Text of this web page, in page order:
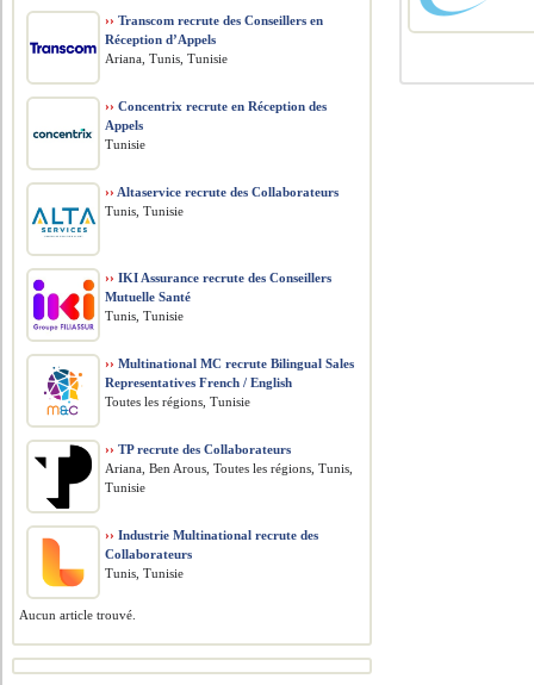
›› Transcom recrute des Conseillers en
Réception d’Appels
Ariana, Tunis, Tunisie
›› Concentrix recrute en Réception des
Appels
Tunisie
›› Altaservice recrute des Collaborateurs
Tunis, Tunisie
›› IKI Assurance recrute des Conseillers
Mutuelle Santé
Tunis, Tunisie
›› Multinational MC recrute Bilingual Sales
Representatives French / English
Toutes les régions, Tunisie
›› TP recrute des Collaborateurs
Ariana, Ben Arous, Toutes les régions, Tunis,
Tunisie
›› Industrie Multinational recrute des
Collaborateurs
Tunis, Tunisie
Aucun article trouvé.